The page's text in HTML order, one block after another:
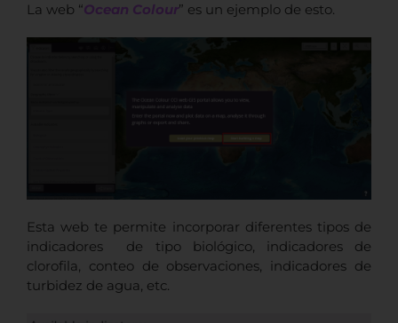
La web “Ocean Colour” es un ejemplo de esto.
Esta web te permite incorporar diferentes tipos de
indicadores de tipo biológico, indicadores de
clorofila, conteo de observaciones, indicadores de
turbidez de agua, etc.